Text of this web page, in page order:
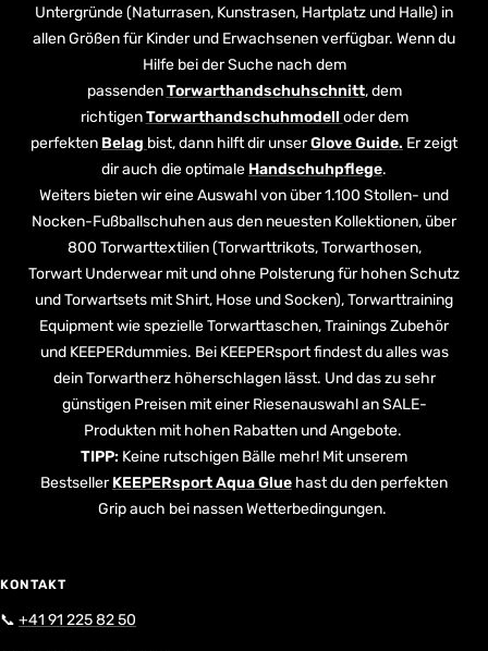
Untergründe (Naturrasen, Kunstrasen, Hartplatz und Halle) in
allen Größen für Kinder und Erwachsenen verfügbar. Wenn du
Hilfe bei der Suche nach dem
passendenTorwarthandschuhschnitt, dem
richtigenTorwarthandschuhmodell oder dem
perfekten Belag bist, dann hilft dir unserGlove Guide. Er zeigt
dir auch die optimale Handschuhpflege.
Weiters bieten wir eine Auswahl von über 1.100 Stollen- und
Nocken-Fußballschuhen aus den neuesten Kollektionen, über
800 Torwarttextilien (Torwarttrikots, Torwarthosen,
Torwart Underwear mit und ohne Polsterung für hohen Schutz
und Torwartsets mit Shirt, Hose und Socken), Torwarttraining
Equipment wie spezielle Torwarttaschen, Trainings Zubehör
und KEEPERdummies. Bei KEEPERsport findest du alles was
dein Torwartherz höherschlagen lässt. Und das zu sehr
günstigen Preisen mit einer Riesenauswahl an SALE-
Produkten mit hohen Rabatten und Angebote.
TIPP: Keine rutschigen Bälle mehr! Mit unserem
BestsellerKEEPERsport Aqua Glue hast du den perfekten
Grip auch bei nassen Wetterbedingungen.
KONTAKT
📞 +41 91 225 82 50